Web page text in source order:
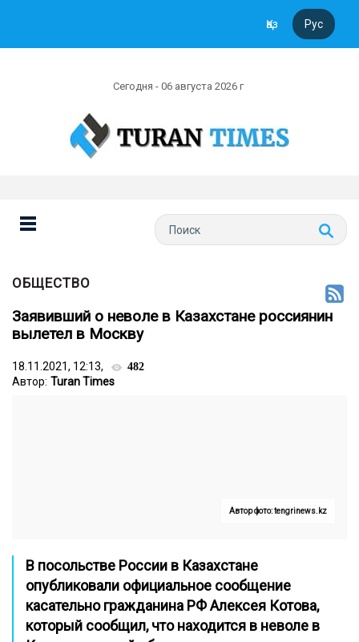
Қаз Рус
Сегодня - 06 августа 2026 г
ОБЩЕСТВО
Заявивший о неволе в Казахстане россиянин
вылетел в Москву
18.11.2021, 12:13, 482
Автор: Turan Times
Автор фото: tengrinews.kz
В посольстве России в Казахстане
опубликовали официальное сообщение
касательно гражданина РФ Алексея Котова,
который сообщил, что находится в неволе в